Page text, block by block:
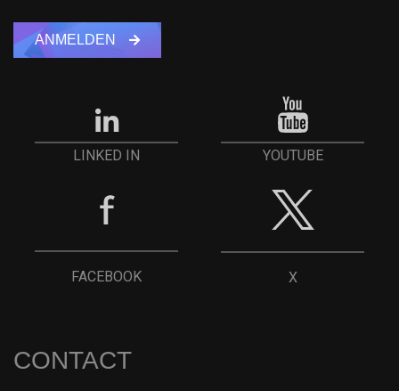
ANMELDEN
LINKED IN YOUTUBE
FACEBOOK X
CONTACT